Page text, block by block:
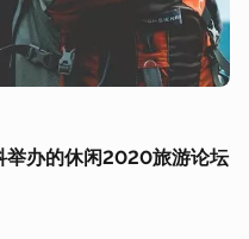
办的休闲2020旅游论坛